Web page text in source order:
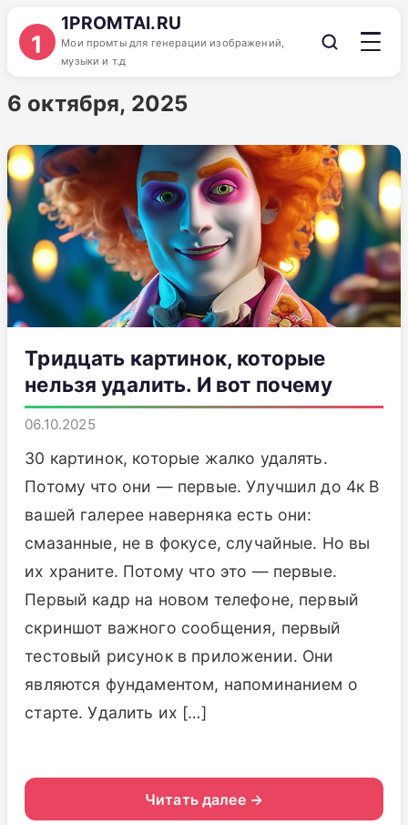
1
1PROMTAI.RU
Мои промты для генерации изображений,
музыки и т.д
6 октября, 2025
Тридцать картинок, которые
нельзя удалить. И вот почему
06.10.2025
30 картинок, которые жалко удалять.
Потому что они — первые. Улучшил до 4к В
вашей галерее наверняка есть они:
смазанные, не в фокусе, случайные. Но вы
их храните. Потому что это — первые.
Первый кадр на новом телефоне, первый
скриншот важного сообщения, первый
тестовый рисунок в приложении. Они
являются фундаментом, напоминанием о
старте. Удалить их […]
Читать далее →